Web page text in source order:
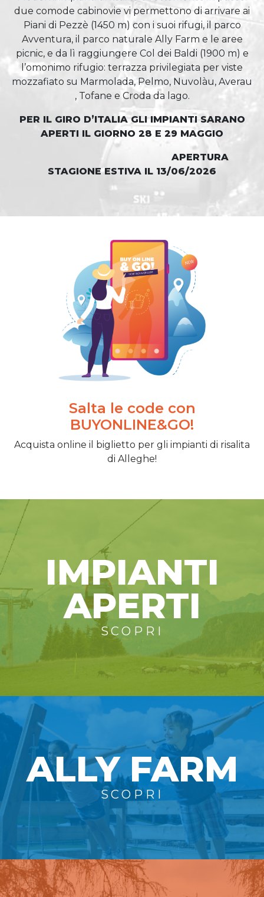
due comode cabinovie vi permettono di arrivare ai
Piani di Pezzè (1450 m) con i suoi rifugi, il parco
Avventura, il parco naturale Ally Farm e le aree
picnic, e da lì raggiungere Col dei Baldi (1900 m) e
l’omonimo rifugio: terrazza privilegiata per viste
mozzafiato su Marmolada, Pelmo, Nuvolàu, Averau
, Tofane e Croda da lago.
PER IL GIRO D’ITALIA GLI IMPIANTI SARANO
APERTI IL GIORNO 28 E 29 MAGGIO
APERTURA
STAGIONE ESTIVA IL 13/06/2026
Salta le code con
BUYONLINE&GO!
Acquista online il biglietto per gli impianti di risalita
di Alleghe!
IMPIANTI
APERTI
SCOPRI
ALLY FARM
SCOPRI